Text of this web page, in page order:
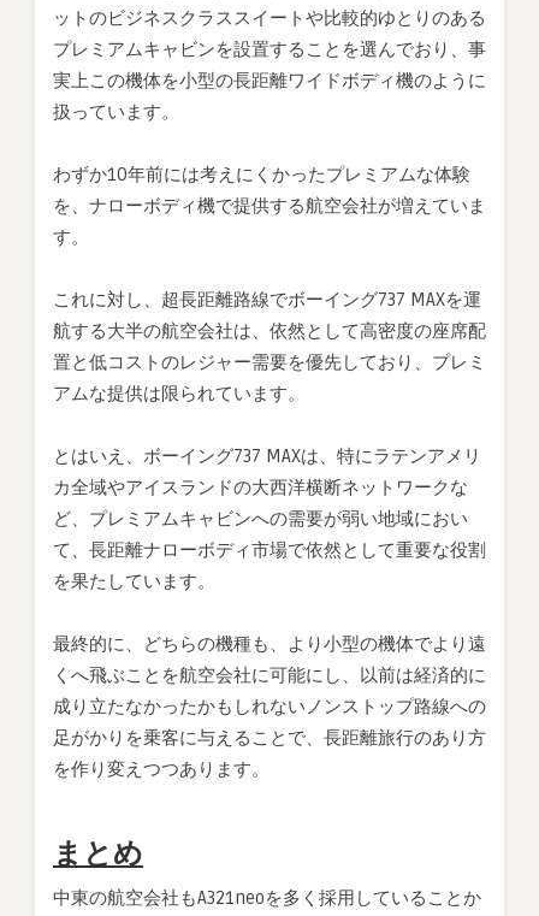
ットのビジネスクラススイートや比較的ゆとりのある
プレミアムキャビンを設置することを選んでおり、事
実上この機体を小型の長距離ワイドボディ機のように
扱っています。
わずか10年前には考えにくかったプレミアムな体験
を、ナローボディ機で提供する航空会社が増えていま
す。
これに対し、超長距離路線でボーイング737 MAXを運
航する大半の航空会社は、依然として高密度の座席配
置と低コストのレジャー需要を優先しており、プレミ
アムな提供は限られています。
とはいえ、ボーイング737 MAXは、特にラテンアメリ
カ全域やアイスランドの大西洋横断ネットワークな
ど、プレミアムキャビンへの需要が弱い地域におい
て、長距離ナローボディ市場で依然として重要な役割
を果たしています。
最終的に、どちらの機種も、より小型の機体でより遠
くへ飛ぶことを航空会社に可能にし、以前は経済的に
成り立たなかったかもしれないノンストップ路線への
足がかりを乗客に与えることで、長距離旅行のあり方
を作り変えつつあります。
まとめ
中東の航空会社もA321neoを多く採用していることか